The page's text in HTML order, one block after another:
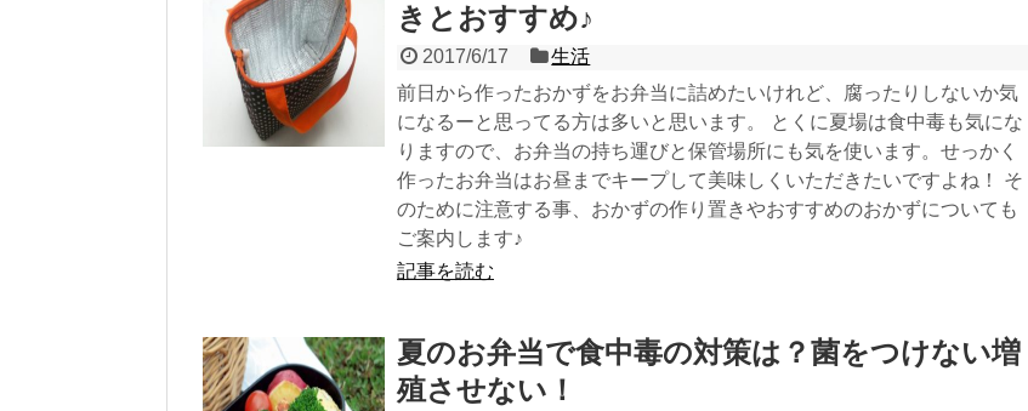
きとおすすめ♪
2017/6/17
生活
前日から作ったおかずをお弁当に詰めたいけれど、腐ったりしないか気
になるーと思ってる方は多いと思います。 とくに夏場は食中毒も気にな
りますので、お弁当の持ち運びと保管場所にも気を使います。せっかく
作ったお弁当はお昼までキープして美味しくいただきたいですよね！ そ
のために注意する事、おかずの作り置きやおすすめのおかずについても
ご案内します♪
記事を読む
夏のお弁当で食中毒の対策は？菌をつけない増
殖させない！